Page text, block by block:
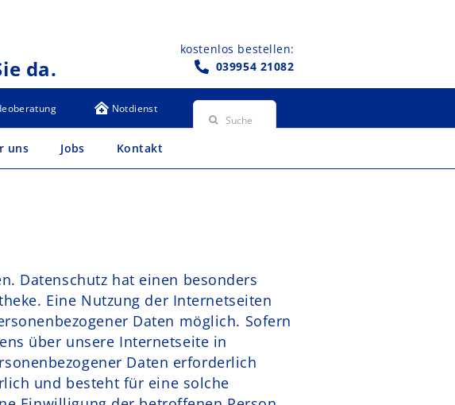
da.
kostenlos bestellen:
039954 21082
Notdienst
Suche
nach:
uns Jobs Kontakt
Datenschutz hat einen besonders
Eine Nutzung der Internetseiten
Daten möglich. Sofern
über unsere Internetseite in
Daten erforderlich
und besteht für eine solche